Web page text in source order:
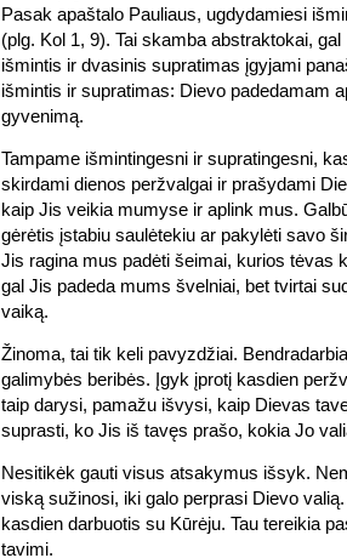
Pasak apaštalo Pauliaus, ugdydamiesi
(plg. Kol 1, 9). Tai skamba abstraktokai,
išmintis ir dvasinis supratimas įgyjami
išmintis ir supratimas: Dievo padedamam
gyvenimą.
Tampame išmintingesni ir supratingesni,
skirdami dienos peržvalgai ir prašydami
kaip Jis veikia mumyse ir aplink mus.
gėrėtis įstabiu saulėtekiu ar pakylėti savo
Jis ragina mus padėti šeimai, kurios tėvas
gal Jis padeda mums švelniai, bet tvirtai
vaiką.
Žinoma, tai tik keli pavyzdžiai.
galimybės beribės. Įgyk įprotį kasdien
taip darysi, pamažu išvysi, kaip Dievas
suprasti, ko Jis iš tavęs prašo, kokia Jo
Nesitikėk gauti visus atsakymus išsyk.
viską sužinosi, iki galo perprasi Dievo
kasdien darbuotis su Kūrėju. Tau tereikia
tavimi.